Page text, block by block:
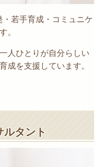
若手育成・コミュニケ
。
人ひとりが自分らしい
成を支援しています。
タント